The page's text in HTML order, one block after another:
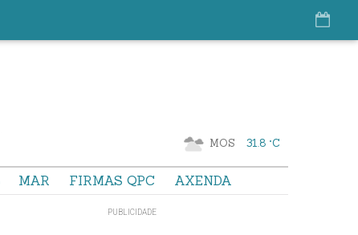
MOS 31.8 °C
MAR FIRMAS QPC AXENDA